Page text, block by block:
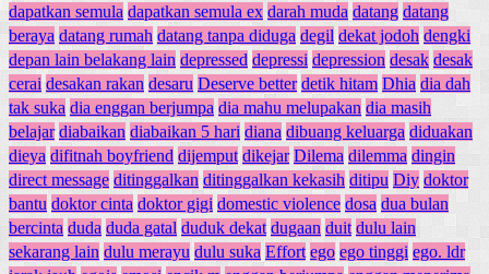
dapatkan semula dapatkan semula ex darah muda datang datang
beraya datang rumah datang tanpa diduga degil dekat jodoh dengki
depan lain belakang lain depressed depressi depression desak desak
cerai desakan rakan desaru Deserve better detik hitam Dhia dia dah
tak suka dia enggan berjumpa dia mahu melupakan dia masih
belajar diabaikan diabaikan 5 hari diana dibuang keluarga diduakan
dieya difitnah boyfriend dijemput dikejar Dilema dilemma dingin
direct message ditinggalkan ditinggalkan kekasih ditipu Diy doktor
bantu doktor cinta doktor gigi domestic violence dosa dua bulan
bercinta duda duda gatal duduk dekat dugaan duit dulu lain
sekarang lain dulu merayu dulu suka Effort ego ego tinggi ego. ldr